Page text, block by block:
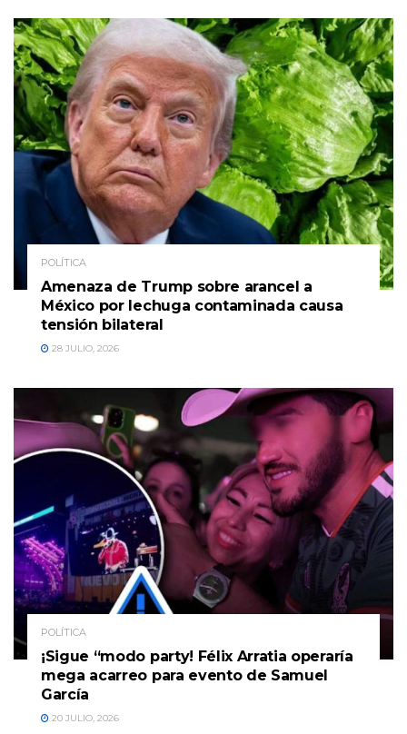
POLÍTICA
Amenaza de Trump sobre arancel a
México por lechuga contaminada causa
tensión bilateral
28 JULIO, 2026
POLÍTICA
¡Sigue “modo party! Félix Arratia operaría
mega acarreo para evento de Samuel
García
20 JULIO, 2026